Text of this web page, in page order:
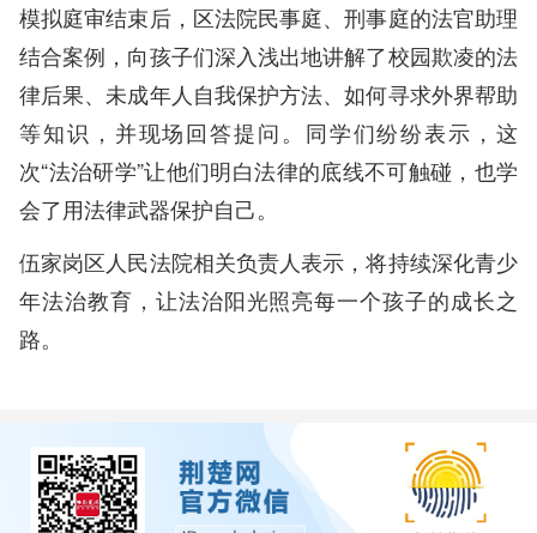
模拟庭审结束后，区法院民事庭、刑事庭的法官助理
结合案例，向孩子们深入浅出地讲解了校园欺凌的法
律后果、未成年人自我保护方法、如何寻求外界帮助
等知识，并现场回答提问。同学们纷纷表示，这
次“法治研学”让他们明白法律的底线不可触碰，也学
会了用法律武器保护自己。
伍家岗区人民法院相关负责人表示，将持续深化青少
年法治教育，让法治阳光照亮每一个孩子的成长之
路。